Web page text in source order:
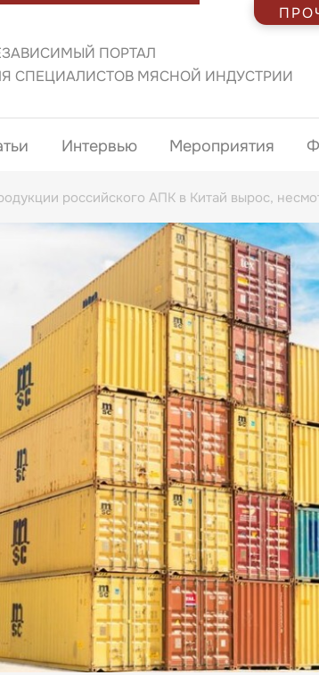
ПОРТАЛ
СПЕЦИАЛИСТОВ МЯСНОЙ ИНДУСТРИИ
Интервью Мероприятия
российского АПК в Китай вырос,